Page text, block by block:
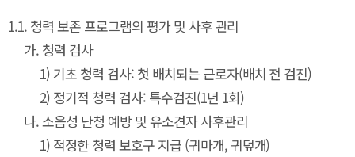
1.1. 청력 보존 프로그램의 평가 및 사후 관리
가.청력 검사
1)기초 청력 검사: 첫 배치되는 근로자(배치 전 검진)
2)정기적 청력 검사: 특수검진(1년 1회)
나.소음성 난청 예방 및 유소견자 사후관리
1)적정한 청력 보호구 지급 (귀마개, 귀덮개)